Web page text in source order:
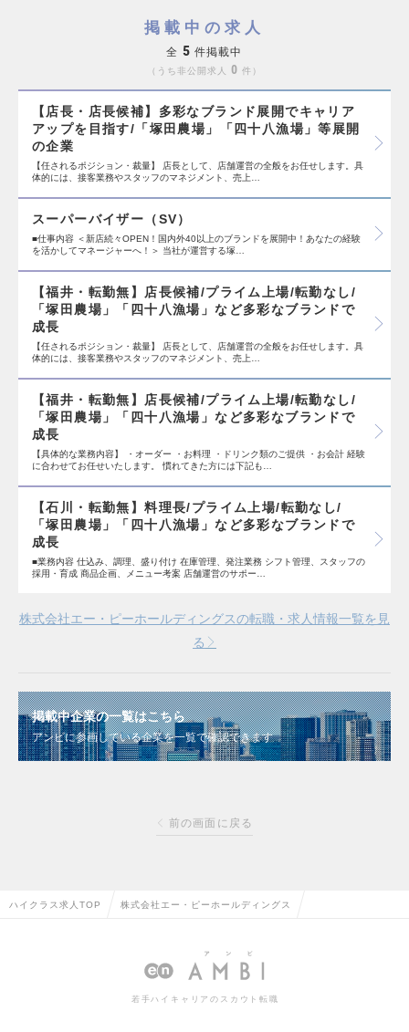
掲載中の求人
全 5 件掲載中
うち非公開求人 0 件
【店長・店長候補】多彩なブランド展開でキャリア
アップを目指す/「塚田農場」「四十八漁場」等展開
の企業
【任されるポジション・裁量】 店長として、店舗運営の全般をお任せします。具
体的には、接客業務やスタッフのマネジメント、売上…
スーパーバイザー（SV）
■仕事内容 ＜新店続々OPEN！国内外40以上のブランドを展開中！あなたの経験
を活かしてマネージャーへ！＞ 当社が運営する塚…
【福井・転勤無】店長候補/プライム上場/転勤なし/
「塚田農場」「四十八漁場」など多彩なブランドで
成長
【任されるポジション・裁量】 店長として、店舗運営の全般をお任せします。具
体的には、接客業務やスタッフのマネジメント、売上…
【福井・転勤無】店長候補/プライム上場/転勤なし/
「塚田農場」「四十八漁場」など多彩なブランドで
成長
【具体的な業務内容】 ・オーダー ・お料理 ・ドリンク類のご提供 ・お会計 経験
に合わせてお任せいたします。 慣れてきた方には下記も…
【石川・転勤無】料理長/プライム上場/転勤なし/
「塚田農場」「四十八漁場」など多彩なブランドで
成長
■業務内容 仕込み、調理、盛り付け 在庫管理、発注業務 シフト管理、スタッフの
採用・育成 商品企画、メニュー考案 店舗運営のサポー…
株式会社エー・ピーホールディングスの転職・求人情報一覧を見
る
掲載中企業の一覧はこちら
アンビに参画している企業を一覧で確認できます
前の画面に戻る
ハイクラス求人TOP 株式会社エー・ピーホールディングス
若手ハイキャリアのスカウト転職